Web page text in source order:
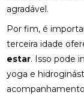
agradável.
Por fim, é
terceira idade
estar. Isso pode
yoga e